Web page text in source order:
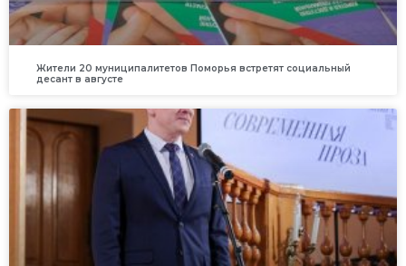
Жители 20 муниципалитетов Поморья встретят социальный
десант в августе